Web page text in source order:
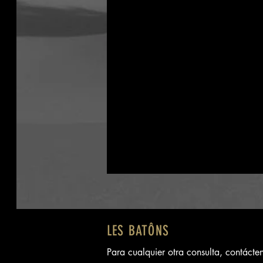
LES BATÔNS
Para cualquier otra consulta,